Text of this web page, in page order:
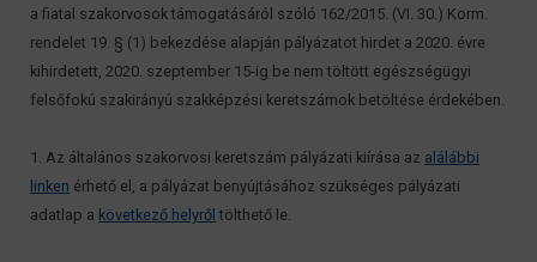
a fiatal szakorvosok támogatásáról szóló 162/2015. (VI. 30.) Korm.
rendelet 19. § (1) bekezdése alapján pályázatot hirdet a 2020. évre
kihirdetett, 2020. szeptember 15-ig be nem töltött egészségügyi
felsőfokú szakirányú szakképzési keretszámok betöltése érdekében.
1. Az általános szakorvosi keretszám pályázati kiírása az alálábbi
linken érhető el, a pályázat benyújtásához szükséges pályázati
adatlap a következő helyről tölthető le.